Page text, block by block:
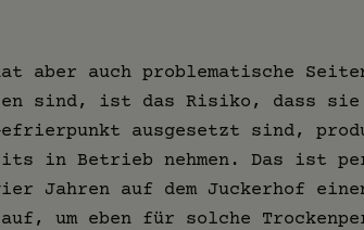
auch problematische
sind, ist das Risiko, dass
ausgesetzt sind,
in Betrieb nehmen. Das ist
auf dem Juckerhof
um eben für solche